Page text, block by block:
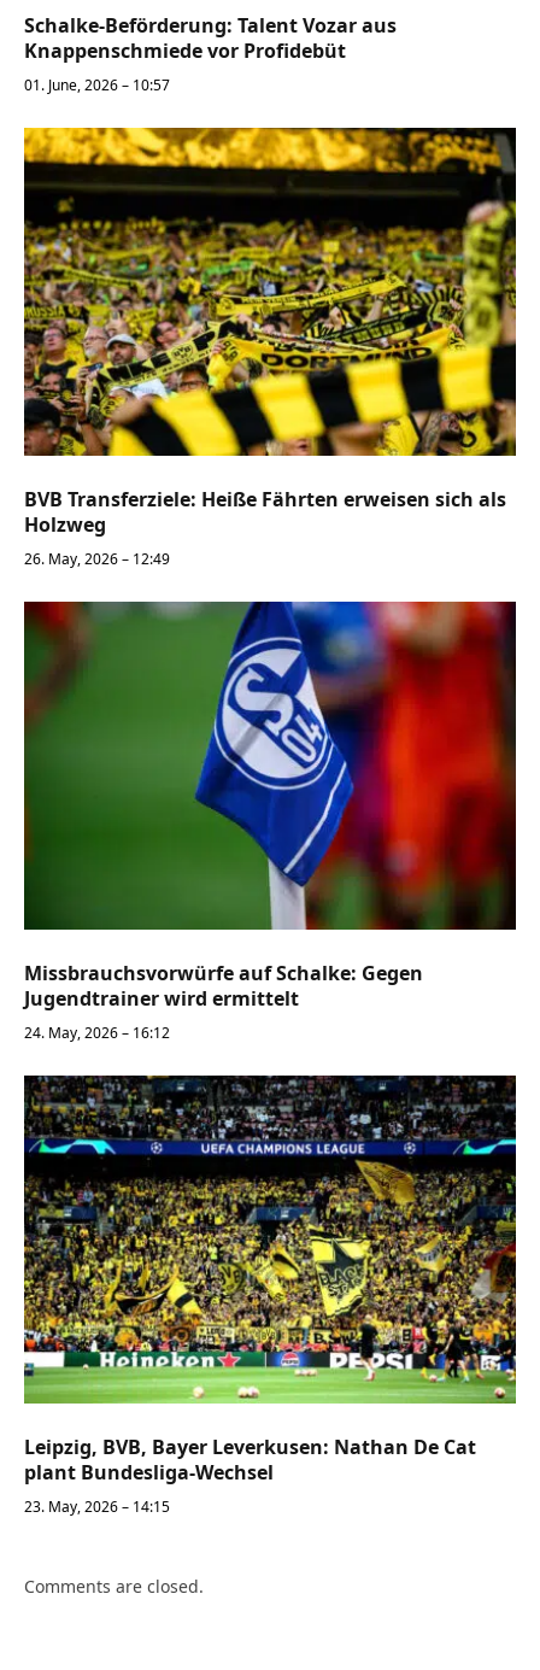
Schalke-Beförderung: Talent Vozar aus
Knappenschmiede vor Profidebüt
01. June, 2026 – 10:57
BVB Transferziele: Heiße Fährten erweisen sich als
Holzweg
26. May, 2026 – 12:49
Missbrauchsvorwürfe auf Schalke: Gegen
Jugendtrainer wird ermittelt
24. May, 2026 – 16:12
Leipzig, BVB, Bayer Leverkusen: Nathan De Cat
plant Bundesliga-Wechsel
23. May, 2026 – 14:15
Comments are closed.